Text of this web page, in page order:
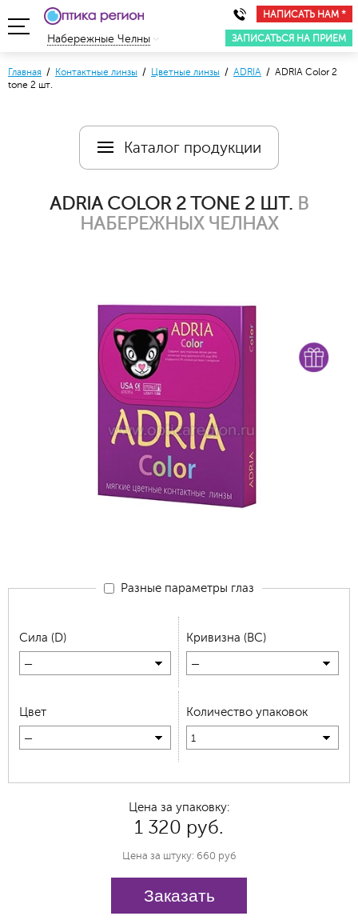
НАПИСАТЬ НАМ *
ЗАПИСАТЬСЯ НА ПРИЕМ
Набережные Челны
Главная / Контактные линзы / Цветные линзы / ADRIA / ADRIA Color 2
tone 2 шт.
Каталог продукции
ADRIA COLOR 2 TONE 2 ШТ. В
НАБЕРЕЖНЫХ ЧЕЛНАХ
Разные параметры глаз
Сила (D)
—
Кривизна (BC)
—
Цвет
—
Количество упаковок
1
Цена за упаковку:
1 320 руб.
Цена за штуку: 660 руб
Заказать